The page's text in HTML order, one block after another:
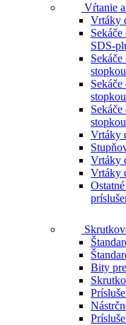
Vŕtanie
Vrtáky
SDS-
stopkou
stopkou
Vrtáky
Vrtáky
Vrtáky
Bity